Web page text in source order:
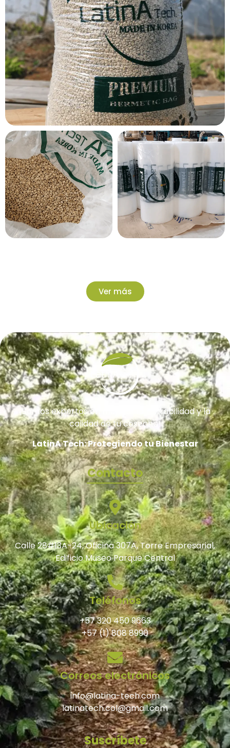
Ver más
¡Somos expertos en mejorar la rentabilidad y la
calidad de tu cosecha!
LatinA Tech: Protegiendo tu Bienestar
Contacto
Ubicación
Calle 28#13A-24, Oficina 307A, Torre Empresarial,
Edificio Museo Parque Central
Teléfonos
+57 320 450 9663
+57 (1) 808 8990
Correos electrónicos
info@latina-tech.com
latinatech.col@gmail.com
Suscríbete